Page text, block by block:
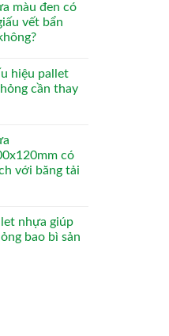
màu đen có
vết bẩn
hiệu pallet
cần thay
có
với băng tải
nhựa giúp
bao bì sản